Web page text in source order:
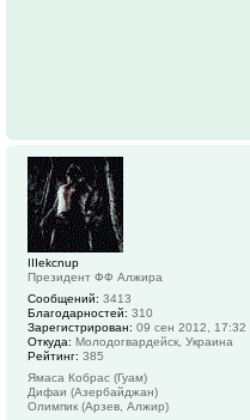
IIIekcnup
Президент ФФ Алжира
Сообщений: 3413
Благодарностей: 310
Зарегистрирован: 09 сен 2012, 17:32
Откуда: Молодогвардейск, Украина
Рейтинг: 385
Ямаса Кобрас (Гуам)
Дифаи (Азербайджан)
Олимпик (Арзев, Алжир)